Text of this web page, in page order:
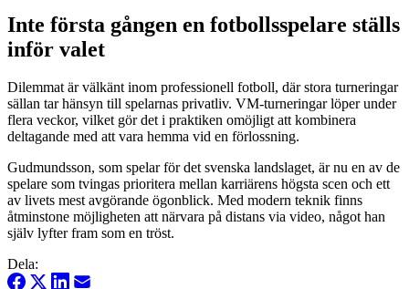
Inte första gången en fotbollsspelare ställs
inför valet
Dilemmat är välkänt inom professionell fotboll, där stora turneringar
sällan tar hänsyn till spelarnas privatliv. VM-turneringar löper under
flera veckor, vilket gör det i praktiken omöjligt att kombinera
deltagande med att vara hemma vid en förlossning.
Gudmundsson, som spelar för det svenska landslaget, är nu en av de
spelare som tvingas prioritera mellan karriärens högsta scen och ett
av livets mest avgörande ögonblick. Med modern teknik finns
åtminstone möjligheten att närvara på distans via video, något han
själv lyfter fram som en tröst.
Dela: